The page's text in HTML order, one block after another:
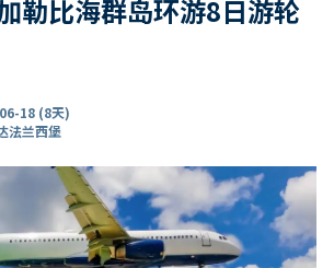
勒比海群岛环游8日游轮
18 (8天)
法兰西堡